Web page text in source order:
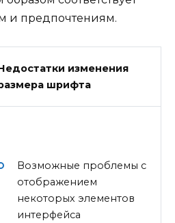
и предпочтениям.
изменения
шрифта
Возможные проблемы с
отображением
некоторых элементов
интерфейса